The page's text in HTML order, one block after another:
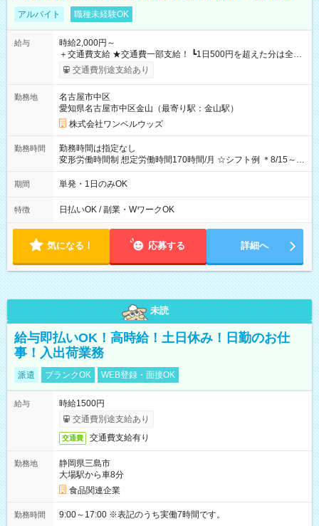
アルバイト 職種未経験OK
給与
時給2,000円～
＋交通費支給 ★交通費一部支給！ ┗1日500円を超えた分は全額
支給！ ※往復500円以内の方は自己負担となります ★日払い
OK！（規定あり） ┗働いたその日に現金GET♪ お仕事後はコン
期間なし
交通費別途支給あり
勤務地
名古屋市中区
愛知県名古屋市中区金山（最寄り駅：金山駅）
株式会社ワンベルウッズ
勤務時間
勤務時間は指定なし
変形労働時間制 想定労働時間170時間/月 ☆シフト例 ＊8/15～
10/26 全日共通 08：00～12：00 17：00～21：00 ＊8/31
～9/19のみ下記シフトもあります！ 12：00～16：00 ＊9/6～
00
期間 単発・1日のみOK
特徴 日払いOK / 副業・WワークOK
気になる！ 応募する 詳細へ
未読
給与即払いOK！高時給！土日休み！日勤のお仕
事！入出荷業務
派遣 ブランクOK WEB登録・面接OK
給与
時給1500円
交通費別途支給あり
交通費 交通費支給有り
勤務地
静岡県三島市
大場駅から車8分
食品関連企業
勤務時間 9:00～17:00 ※表記のうち実働7時間です。